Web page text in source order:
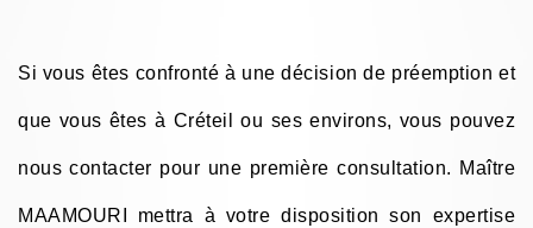
Si vous êtes confronté à une décision de préemption et
que vous êtes à Créteil ou ses environs, vous pouvez
nous contacter pour une première consultation. Maître
MAAMOURI mettra à votre disposition son expertise